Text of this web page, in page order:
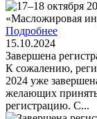
Подробнее
15.10.2024
Завершена
К сожалению,
2024 уже
желающих
регистрацию. С...